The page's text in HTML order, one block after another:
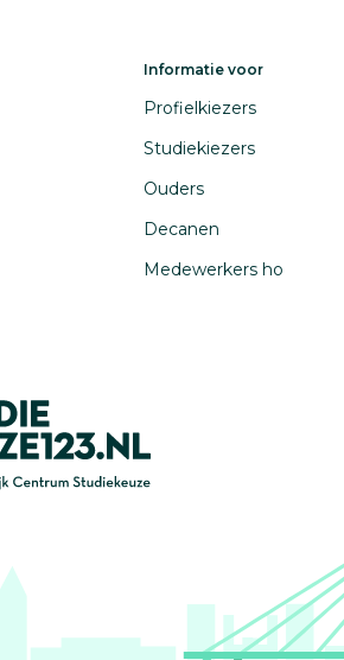
Informatie voor
Profielkiezers
Studiekiezers
Ouders
Decanen
Medewerkers ho